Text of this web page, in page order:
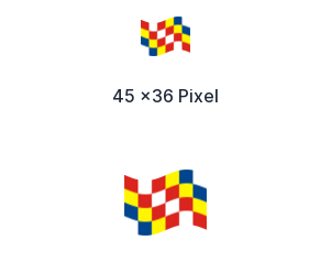
45 x36 Pixel